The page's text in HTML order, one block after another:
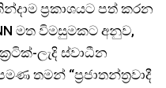
ප්‍රකාශයට පත් කරන
මත විමසුමකට අනුව,
ලැදි ස්වාධීන
තමන් “ප්‍රජාතන්ත්‍රවාදී